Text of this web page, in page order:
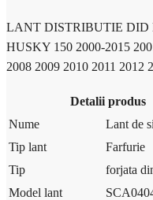
LANT DISTRIBUTIE
HUSKY 150 2000-2015
2008 2009 2010 2011
Detalii produs
Nume
Lant de
Tip lant
Farfurie
Tip
forjata
Model lant